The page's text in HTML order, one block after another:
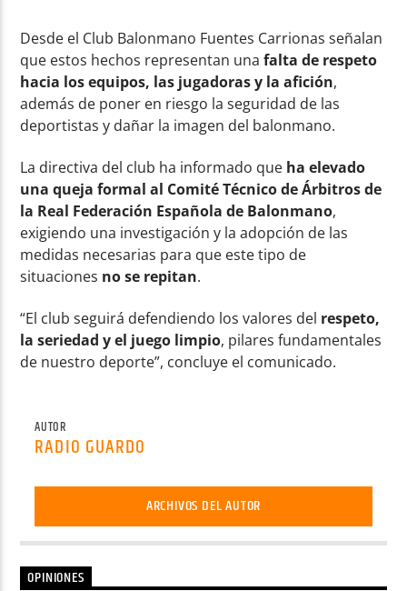
Desde el Club Balonmano Fuentes Carrionas señalan
que estos hechos representan unafalta de respeto
hacia los equipos, las jugadoras y la afición,
además de poner en riesgo la seguridad de las
deportistas y dañar la imagen del balonmano.
La directiva del club ha informado que ha elevado
una queja formal al Comité Técnico de Árbitros de
la Real Federación Española de Balonmano,
exigiendo una investigación y la adopción de las
medidas necesarias para que este tipo de
situaciones no se repitan.
“El club seguirá defendiendo los valores del respeto,
la seriedad y el juego limpio, pilares fundamentales
de nuestro deporte”, concluye el comunicado.
AUTOR
RADIO GUARDO
ARCHIVOS DEL AUTOR
OPINIONES